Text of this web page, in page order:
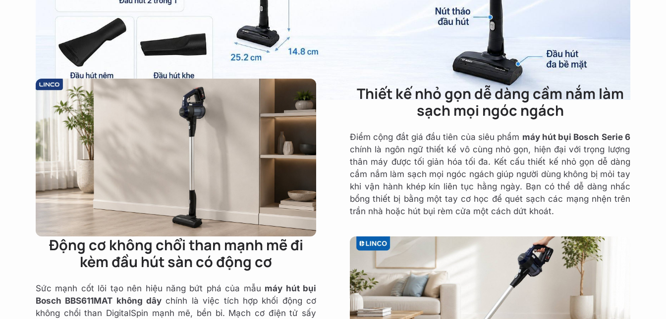
Thiết kế nhỏ gọn dễ dàng cầm nắm làm
sạch mọi ngóc ngách
Điểm cộng đắt giá đầu tiên của siêu phẩm máy hút bụi Bosch Serie 6
chính là ngôn ngữ thiết kế vô cùng nhỏ gọn, hiện đại với trọng lượng
thân máy được tối giản hóa tối đa. Kết cấu thiết kế nhỏ gọn dễ dàng
cầm nắm làm sạch mọi ngóc ngách giúp người dùng không bị mỏi tay
khi vận hành khép kín liên tục hằng ngày. Bạn có thể dễ dàng nhấc
bổng thiết bị bằng một tay cơ học để quét sạch các mạng nhện trên
trần nhà hoặc hút bụi rèm cửa một cách dứt khoát.
Động cơ không chổi than mạnh mẽ đi
kèm đầu hút sàn có động cơ
Sức mạnh cốt lõi tạo nên hiệu năng bứt phá của mẫu máy hút bụi
Bosch BBS611MAT không dây chính là việc tích hợp khối động cơ
không chổi than DigitalSpin mạnh mẽ, bền bỉ. Mạch cơ điện tử sấy